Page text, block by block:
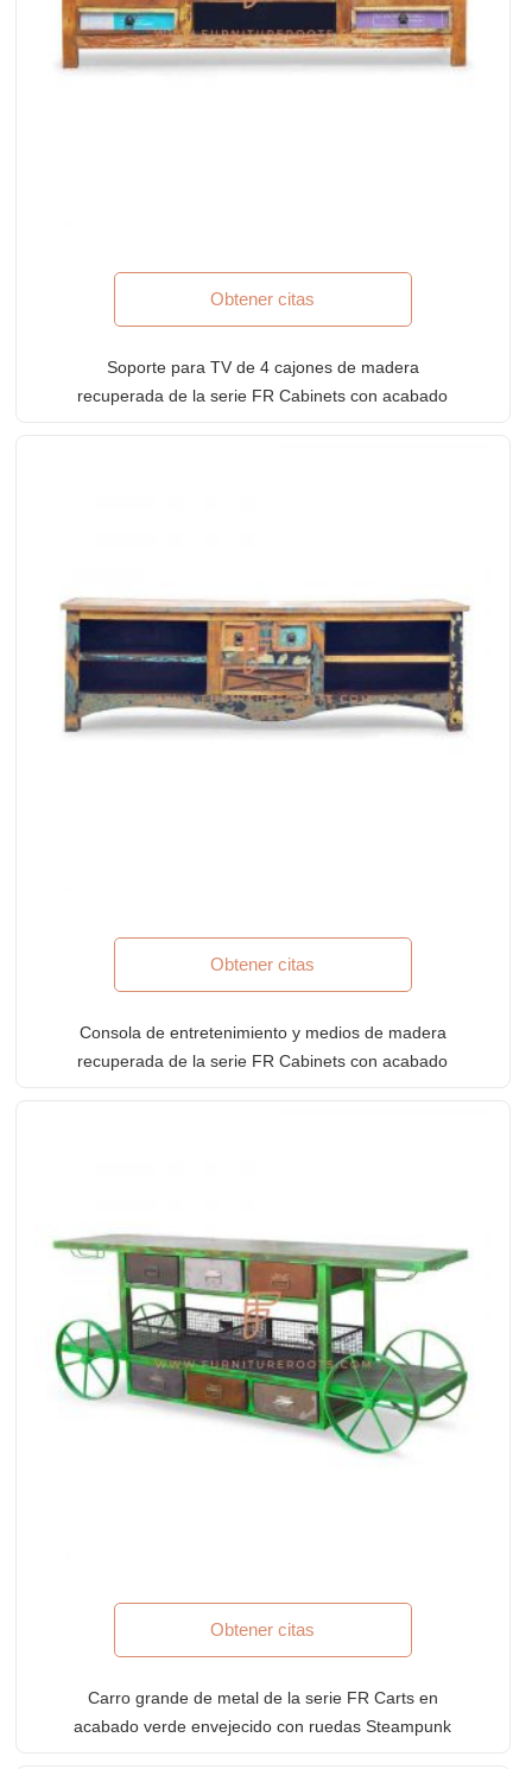
Obtener citas
Soporte para TV de 4 cajones de madera
recuperada de la serie FR Cabinets con acabado
Obtener citas
Consola de entretenimiento y medios de madera
recuperada de la serie FR Cabinets con acabado
Obtener citas
Carro grande de metal de la serie FR Carts en
acabado verde envejecido con ruedas Steampunk